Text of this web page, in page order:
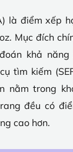
là điểm xếp
Mục đích
khả năng
tìm kiếm
nằm trong
đều có
cao hơn.